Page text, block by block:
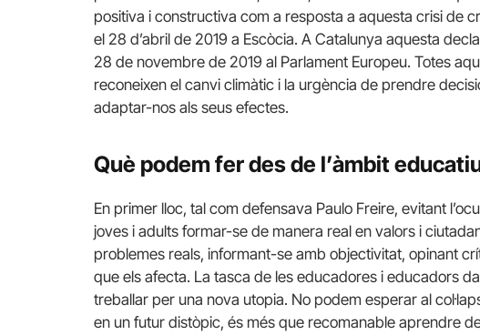
positiva i constructiva com a resposta a aquesta crisi de
el 28 d’abril de 2019 a Escòcia. A Catalunya aquesta
28 de novembre de 2019 al Parlament Europeu. Totes
reconeixen el canvi climàtic i la urgència de prendre
adaptar-nos als seus efectes.
Què podem fer des de l’àmbit
En primer lloc, tal com defensava Paulo Freire, evitant
joves i adults formar-se de manera real en valors i
problemes reals, informant-se amb objectivitat, opinant
que els afecta. La tasca de les educadores i educadors
treballar per una nova utopia. No podem esperar al
en un futur distòpic, és més que recomanable aprendre